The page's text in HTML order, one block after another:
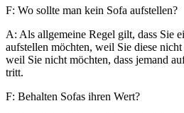
F: Wo sollte man kein Sofa aufstellen?
A: Als allgemeine Regel gilt, dass Sie
aufstellen möchten, weil Sie diese
weil Sie nicht möchten, dass jemand
tritt.
F: Behalten Sofas ihren Wert?